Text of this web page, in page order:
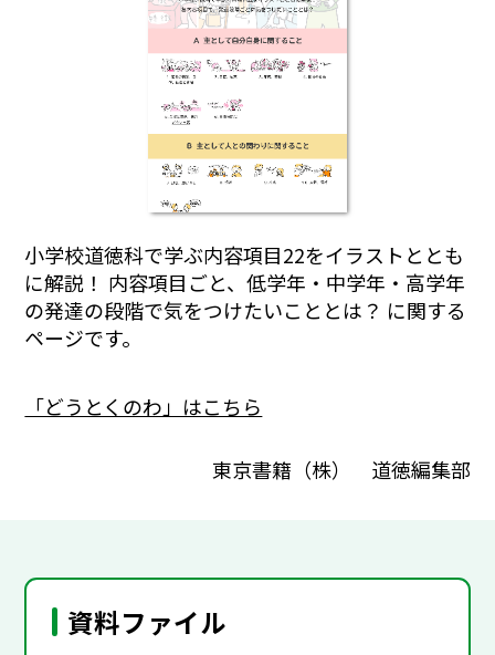
小学校道徳科で学ぶ内容項目22をイラストととも
に解説！ 内容項目ごと、低学年・中学年・高学年
の発達の段階で気をつけたいこととは？ に関する
ページです。
「どうとくのわ」はこちら
東京書籍（株） 道徳編集部
資料ファイル